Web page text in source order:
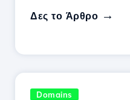
Δες το Άρθρο
Domains